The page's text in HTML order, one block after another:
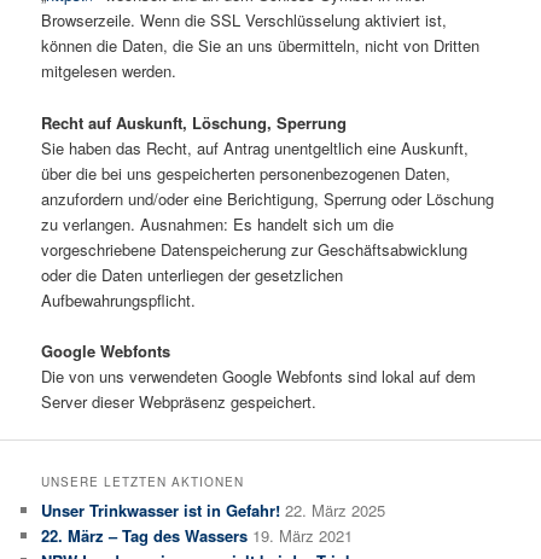
Browserzeile. Wenn die SSL Verschlüsselung aktiviert ist,
können die Daten, die Sie an uns übermitteln, nicht von Dritten
mitgelesen werden.
Recht auf Auskunft, Löschung, Sperrung
Sie haben das Recht, auf Antrag unentgeltlich eine Auskunft,
über die bei uns gespeicherten personenbezogenen Daten,
anzufordern und/oder eine Berichtigung, Sperrung oder Löschung
zu verlangen. Ausnahmen: Es handelt sich um die
vorgeschriebene Datenspeicherung zur Geschäftsabwicklung
oder die Daten unterliegen der gesetzlichen
Aufbewahrungspflicht.
Google Webfonts
Die von uns verwendeten Google Webfonts sind lokal auf dem
Server dieser Webpräsenz gespeichert.
UNSERE LETZTEN AKTIONEN
Unser Trinkwasser ist in Gefahr! 22. März 2025
22. März – Tag des Wassers 19. März 2021